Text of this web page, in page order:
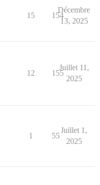
15 154
Décembre
13, 2025
12 155
Juillet 11,
2025
1 55
Juillet 1,
2025